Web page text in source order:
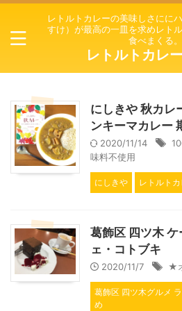
レトルトカレーの美味しさにに
すけ）が最高の一皿を求めレト
食べまくる。
レトルトカレ
にしきや 秋カレ
ンキーマカレー
2020/11/14
味料不使用
にしきや レトルト
葛飾区 四ツ木
ェ・コトブキ
2020/11/7 ★
葛飾区 四ツ木グルメ
め